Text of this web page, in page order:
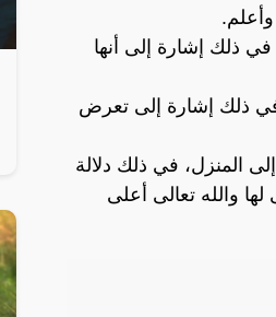
ذلك إشارة إلى أنها
في ذلك إشارة إلى تعرض
المنزل، في ذلك دلالة
والله تعالى أعلى